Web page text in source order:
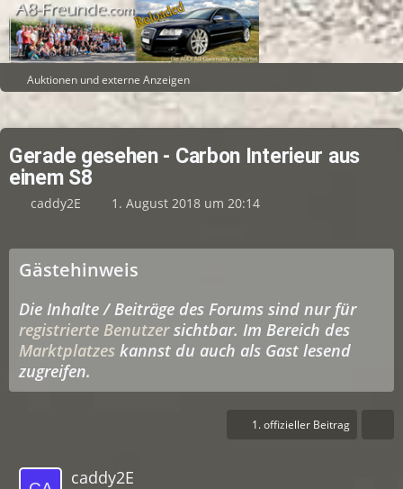
Auktionen und externe Anzeigen
Gerade gesehen - Carbon Interieur aus
einem S8
caddy2E 1. August 2018 um 20:14
Gästehinweis
Die Inhalte / Beiträge des Forums sind nur für
registrierte Benutzersichtbar. Im Bereich des
Marktplatzes kannst du auch als Gast lesend
zugreifen.
1. offizieller Beitrag
caddy2E